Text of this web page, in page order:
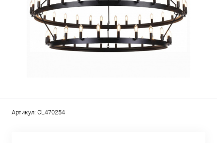
Артикул: CL470254